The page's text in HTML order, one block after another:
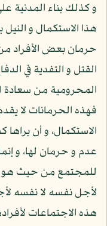
و كذلك بناء المدنية
هذا الاستكمال و النيل
حرمان بعض الأفراد
القتل و التفدية في
المحرومية من
فهذه الحرمانات لا
الاستكمال، و أن
عدم و حرمان لها، و
للمجتمع من حيث هو
لأجل نفسه لا نفسه
هذه الاجتماعات